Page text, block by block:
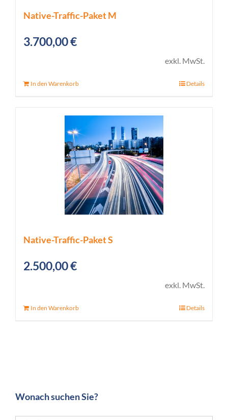
Native-Traffic-Paket M
3.700,00€
exkl. MwSt.
In den Warenkorb Details
Native-Traffic-Paket S
2.500,00€
exkl. MwSt.
In den Warenkorb Details
Wonach suchen Sie?